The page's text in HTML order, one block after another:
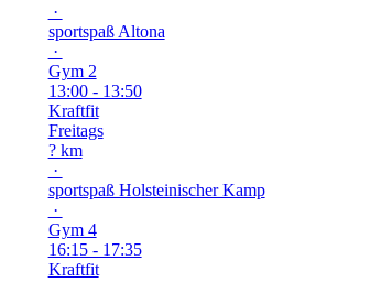
·
sportspaß Altona
·
Gym 2
13:00 - 13:50
Kraftfit
Freitags
? km
·
sportspaß Holsteinischer Kamp
·
Gym 4
16:15 - 17:35
Kraftfit